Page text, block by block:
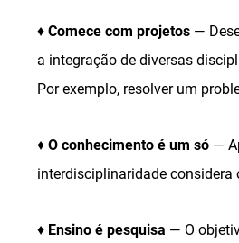
♦ Comece com projetos —
a integração de diversas
Por exemplo, resolver um
♦ O conhecimento é um só —
interdisciplinaridade
♦ Ensino é pesquisa — O